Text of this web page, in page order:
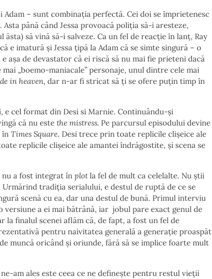
Adam – sunt combinația perfectă. Cei doi se împrietenesc
până când Jessa provoacă poliția să-i aresteze,
să vină să-i salveze. Ca un fel de reacție în lanț, Ray
e imatură și Jessa țipă la Adam că se simte singură – o
așa de devastator că ei riscă să nu mai fie prieteni dacă
„boemo-maniacale” personaje, unul dintre cele mai
in heaven, dar n-ar fi stricat să ți se ofere puțin timp în
cel format din Desi si Marnie. Continuându-și
că nu este the mistress. Pe parcursul episodului devine
în Times Square. Desi trece prin toate replicile clișeice ale
replicile clișeice ale amantei îndrăgostite, și scena se
nu a fost integrat în plotla fel de mult ca celelalte. Nu știi
tradiția serialului, e destul de ruptă de ce se
scenă cu ea, dar una destul de bună. Primul interviu
a ei mai bătrână, iar jobul pare exact genul de
la finalul scenei aflăm că, de fapt, a fost un fel de
pentru naivitatea generală a generație proaspăt
muncă oricând și oriunde, fără să se implice foarte mult
am ales este ceea ce ne definește pentru restul vieții